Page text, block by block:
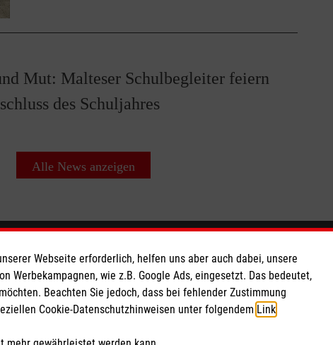
Mut: Malteser Schulbegleiter feiern
des Schuljahres
Alle News anzeigen
e.V.
2168 57
So finden Sie uns
Konrad-Adenauer-Straße 22
33397 Rietberg
Webseite erforderlich, helfen uns aber auch dabei, unsere
wie z.B. Google Ads, eingesetzt. Das bedeutet,
Beachten Sie jedoch, dass bei fehlender Zustimmung
Cookie-Datenschutzhinweisen unter folgendem Link